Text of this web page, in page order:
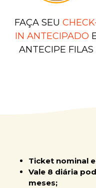
FAÇA SEU
IN ANTECIPADO
ANTECIPE FILAS
Ticket nominal
Vale 8 diária
meses;